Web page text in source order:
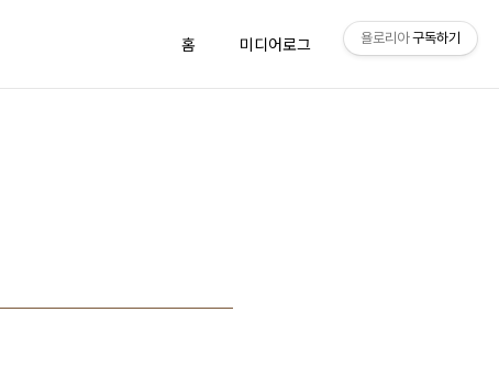
홈 미디어로그 방명록
욜로리아 구독하기